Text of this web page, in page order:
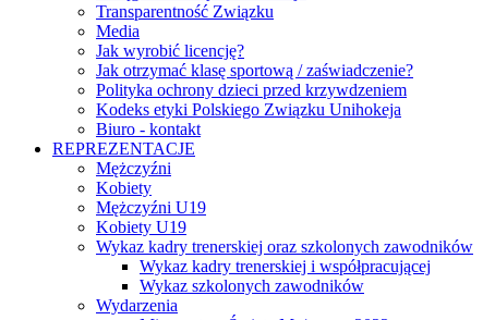
Transparentność Związku
Media
Jak wyrobić licencję?
Jak otrzymać klasę sportową / zaświadczenie?
Polityka ochrony dzieci przed krzywdzeniem
Kodeks etyki Polskiego Związku Unihokeja
Biuro - kontakt
REPREZENTACJE
Mężczyźni
Kobiety
Mężczyźni U19
Kobiety U19
Wykaz kadry trenerskiej oraz szkolonych zawodników
Wykaz kadry trenerskiej i współpracującej
Wykaz szkolonych zawodników
Wydarzenia